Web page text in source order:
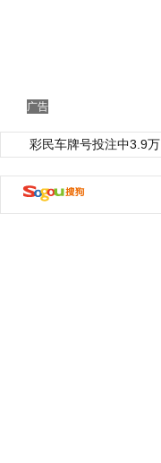
广告
彩民车牌号投注中3.9万